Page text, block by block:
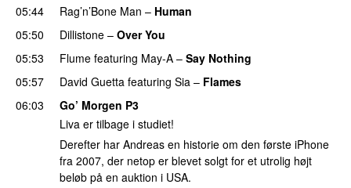
05:44
Rag’n’Bone Man – Human
05:50 Dillistone – Over You
05:53
Flume featuring May-A – Say Nothing
05:57 David Guetta featuring Sia – Flames
06:03
Go’ Morgen P3
Liva er tilbage i studiet!
Derefter har Andreas en historie om den første iPhone
fra 2007, der netop er blevet solgt for et utrolig højt
beløb på en auktion i USA.